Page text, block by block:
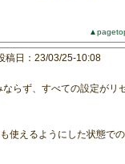
稿日：23/03/25-10:08
らず、すべての設定がリ
使えるようにした状態での